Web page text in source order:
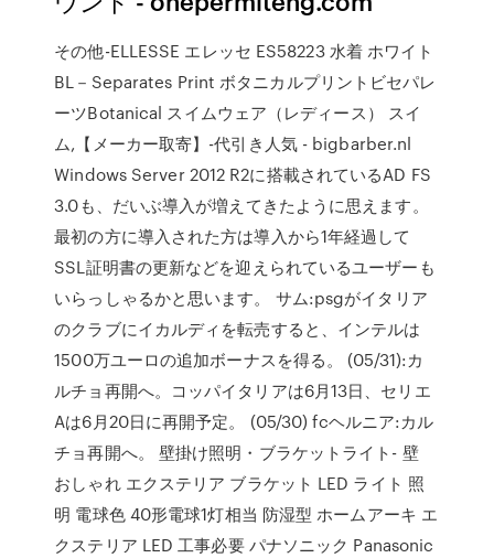
その他-ELLESSE エレッセ ES58223 水着 ホワイト
BL－Separates Print ボタニカルプリントビセパレ
ーツBotanical スイムウェア（レディース） スイ
ム,【メーカー取寄】-代引き人気 - bigbarber.nl
Windows Server 2012 R2に搭載されているAD FS
3.0も、だいぶ導入が増えてきたように思えます。
最初の方に導入された方は導入から1年経過して
SSL証明書の更新などを迎えられているユーザーも
いらっしゃるかと思います。 サム:psgがイタリア
のクラブにイカルディを転売すると、インテルは
1500万ユーロの追加ボーナスを得る。 (05/31):カ
ルチョ再開へ。コッパイタリアは6月13日、セリエ
Aは6月20日に再開予定。 (05/30) fcヘルニア:カル
チョ再開へ。 壁掛け照明・ブラケットライト- 壁
おしゃれ エクステリア ブラケット LED ライト 照
明 電球色 40形電球1灯相当 防湿型 ホームアーキ エ
クステリア LED 工事必要 パナソニック Panasonic